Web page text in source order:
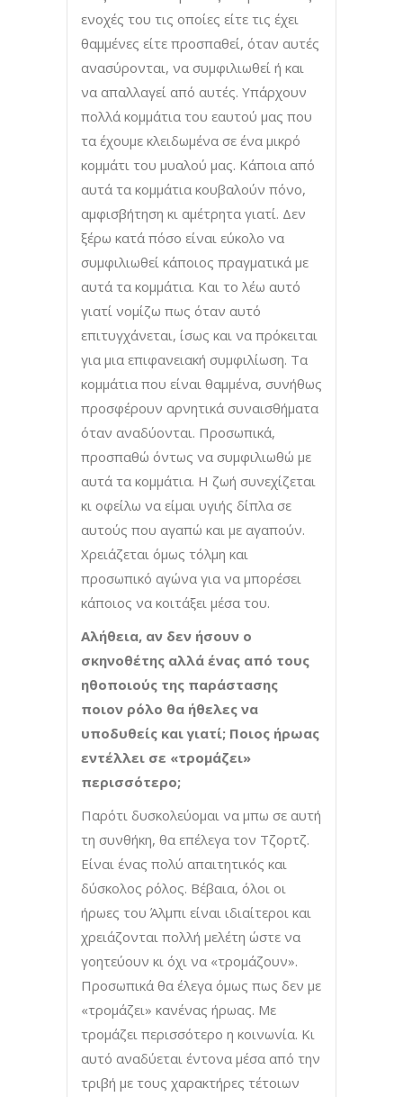
ενοχές του τις οποίες είτε τις έχει
θαμμένες είτε προσπαθεί, όταν αυτές
ανασύρονται, να συμφιλιωθεί ή και
να απαλλαγεί από αυτές. Υπάρχουν
πολλά κομμάτια του εαυτού μας που
τα έχουμε κλειδωμένα σε ένα μικρό
κομμάτι του μυαλού μας. Κάποια από
αυτά τα κομμάτια κουβαλούν πόνο,
αμφισβήτηση κι αμέτρητα γιατί. Δεν
ξέρω κατά πόσο είναι εύκολο να
συμφιλιωθεί κάποιος πραγματικά με
αυτά τα κομμάτια. Και το λέω αυτό
γιατί νομίζω πως όταν αυτό
επιτυγχάνεται, ίσως και να πρόκειται
για μια επιφανειακή συμφιλίωση. Τα
κομμάτια που είναι θαμμένα, συνήθως
προσφέρουν αρνητικά συναισθήματα
όταν αναδύονται. Προσωπικά,
προσπαθώ όντως να συμφιλιωθώ με
αυτά τα κομμάτια. Η ζωή συνεχίζεται
κι οφείλω να είμαι υγιής δίπλα σε
αυτούς που αγαπώ και με αγαπούν.
Χρειάζεται όμως τόλμη και
προσωπικό αγώνα για να μπορέσει
κάποιος να κοιτάξει μέσα του.
Αλήθεια, αν δεν ήσουν ο
σκηνοθέτης αλλά ένας από τους
ηθοποιούς της παράστασης
ποιον ρόλο θα ήθελες να
υποδυθείς και γιατί; Ποιος ήρωας
εντέλλει σε «τρομάζει»
περισσότερο;
Παρότι δυσκολεύομαι να μπω σε αυτή
τη συνθήκη, θα επέλεγα τον Τζορτζ.
Είναι ένας πολύ απαιτητικός και
δύσκολος ρόλος. Βέβαια, όλοι οι
ήρωες του Άλμπι είναι ιδιαίτεροι και
χρειάζονται πολλή μελέτη ώστε να
γοητεύουν κι όχι να «τρομάζουν».
Προσωπικά θα έλεγα όμως πως δεν με
«τρομάζει» κανένας ήρωας. Με
τρομάζει περισσότερο η κοινωνία. Κι
αυτό αναδύεται έντονα μέσα από την
τριβή με τους χαρακτήρες τέτοιων